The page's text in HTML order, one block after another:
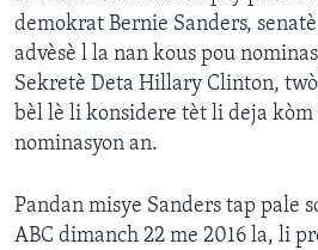
demokrat Bernie Sanders,
advèsè l la nan kous pou
Sekretè Deta Hillary Clinton,
bèl lè li konsidere tèt li deja
nominasyon an.
Pandan misye Sanders tap pale
ABC dimanch 22 me 2016 la, li